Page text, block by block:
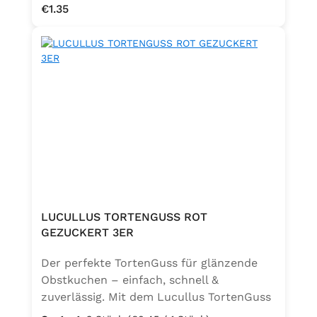
Regular price:
€1.35
LUCULLUS TORTENGUSS ROT
GEZUCKERT 3ER
Der perfekte TortenGuss für glänzende
Obstkuchen – einfach, schnell &
zuverlässig. Mit dem Lucullus TortenGuss
kochfertig mit Zucker gelingen